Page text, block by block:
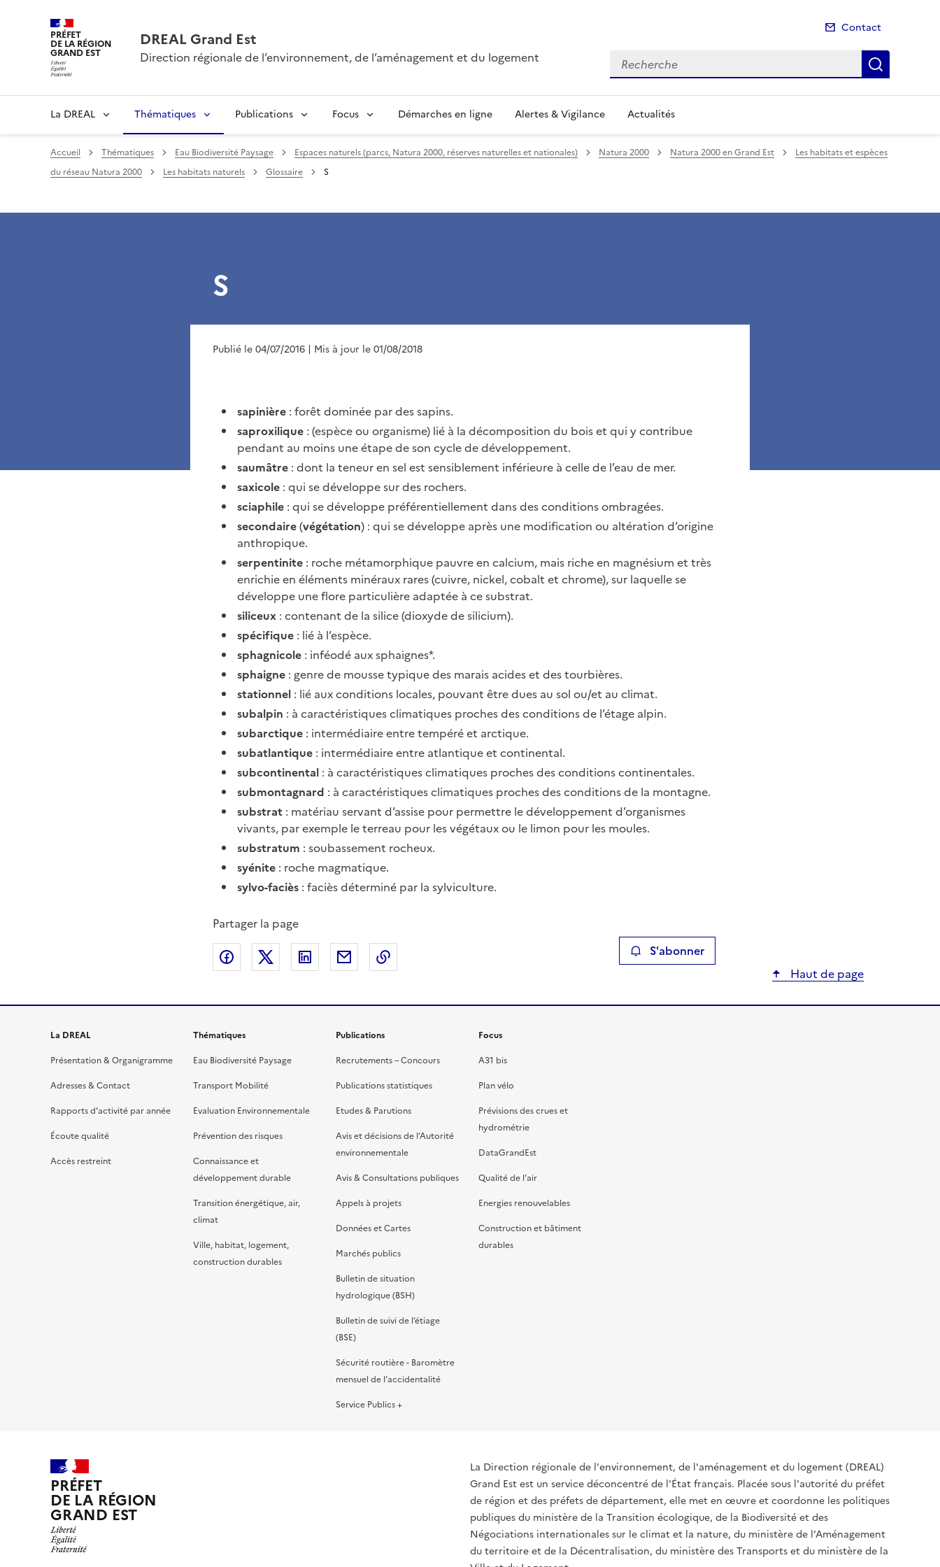
PRÉFET
DE LA RÉGION
GRAND EST
DREAL Grand Est
Direction régionale de l’environnement, de l’aménagement et du logement
Contact
Recherche
La DREAL Thématiques Publications Focus Démarches en ligne Alertes & Vigilance Actualités
Accueil Thématiques Eau Biodiversité Paysage Espaces naturels (parcs, Natura 2000, réserves naturelles et nationales) Natura 2000 Natura 2000 en Grand Est
Les habitats et espèces
du réseau Natura 2000
Les habitats naturels Glossaire S
S
Publié le 04/07/2016 | Mis à jour le 01/08/2018
sapinière : forêt dominée par des sapins.
saproxilique : (espèce ou organisme) lié à la décomposition du bois et qui y contribue
pendant au moins une étape de son cycle de développement.
saumâtre : dont la teneur en sel est sensiblement inférieure à celle de l’eau de mer.
saxicole : qui se développe sur des rochers.
sciaphile : qui se développe préférentiellement dans des conditions ombragées.
secondaire(végétation) : qui se développe après une modification ou altération d’origine
anthropique.
serpentinite : roche métamorphique pauvre en calcium, mais riche en magnésium et très
enrichie en éléments minéraux rares (cuivre, nickel, cobalt et chrome), sur laquelle se
développe une flore particulière adaptée à ce substrat.
siliceux : contenant de la silice (dioxyde de silicium).
spécifique : lié à l’espèce.
sphagnicole : inféodé aux sphaignes*.
sphaigne : genre de mousse typique des marais acides et des tourbières.
stationnel : lié aux conditions locales, pouvant être dues au sol ou/et au climat.
subalpin : à caractéristiques climatiques proches des conditions de l’étage alpin.
subarctique : intermédiaire entre tempéré et arctique.
subatlantique : intermédiaire entre atlantique et continental.
subcontinental : à caractéristiques climatiques proches des conditions continentales.
submontagnard : à caractéristiques climatiques proches des conditions de la montagne.
substrat : matériau servant d’assise pour permettre le développement d’organismes
vivants, par exemple le terreau pour les végétaux ou le limon pour les moules.
substratum : soubassement rocheux.
syénite : roche magmatique.
sylvo-faciès : faciès déterminé par la sylviculture.
Partager la page
Partager sur Facebook
Partager sur XPartager sur LinkedIn
Partager par emailCopier le lien de la page dans le presse-papier S'abonner
Haut de page
La DREAL
Présentation & Organigramme
Adresses & Contact
Rapports d’activité par année
Écoute qualité
Accès restreint
Thématiques
Eau Biodiversité Paysage
Transport Mobilité
Evaluation Environnementale
Prévention des risques
Connaissance et
développement durable
Transition énergétique, air,
climat
Ville, habitat, logement,
construction durables
Publications
Recrutements – Concours
Publications statistiques
Etudes & Parutions
Avis et décisions de l’Autorité
environnementale
Avis & Consultations publiques
Appels à projets
Données et Cartes
Marchés publics
Bulletin de situation
hydrologique (BSH)
Bulletin de suivi de l’étiage
(BSE)
Sécurité routière - Baromètre
mensuel de l’accidentalité
Service Publics +
Focus
A31 bis
Plan vélo
Prévisions des crues et
hydrométrie
DataGrandEst
Qualité de l’air
Energies renouvelables
Construction et bâtiment
durables
PRÉFET
DE LA RÉGION
GRAND EST
La Direction régionale de l'environnement, de l'aménagement et du logement (DREAL)
Grand Est est un service déconcentré de l'État français. Placée sous l'autorité du préfet
de région et des préfets de département, elle met en œuvre et coordonne les politiques
publiques du ministère de la Transition écologique, de la Biodiversité et des
Négociations internationales sur le climat et la nature, du ministère de l’Aménagement
du territoire et de la Décentralisation, du ministère des Transports et du ministère de la